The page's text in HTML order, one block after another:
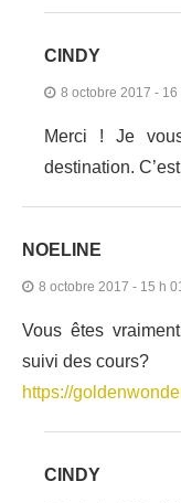
CINDY
8 octobre 2017 - 16
Merci ! Je
destination.
NOELINE
8 octobre 2017 - 15 h
Vous êtes
suivi des cours?
https://
CINDY